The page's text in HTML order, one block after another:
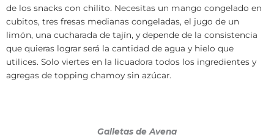
de los snacks con chilito. Necesitas un mango congelado en
cubitos, tres fresas medianas congeladas, el jugo de un
limón, una cucharada de tajín, y depende de la consistencia
que quieras lograr será la cantidad de agua y hielo que
utilices. Solo viertes en la licuadora todos los ingredientes y
agregas de topping chamoy sin azúcar.
Galletas de Avena